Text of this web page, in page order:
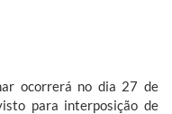
ocorrerá no dia 27 de
para interposição de